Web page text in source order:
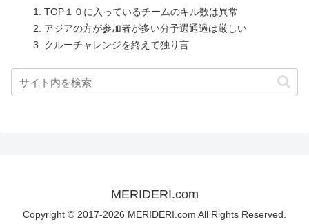
TOP１０に入っているチームのキル数は異常
アジアの方が参加者が多い分予選通過は厳しい
クルーチャレンジを終えて独り言
MERIDERI.com
Copyright © 2017-2026 MERIDERI.com All Rights Reserved.